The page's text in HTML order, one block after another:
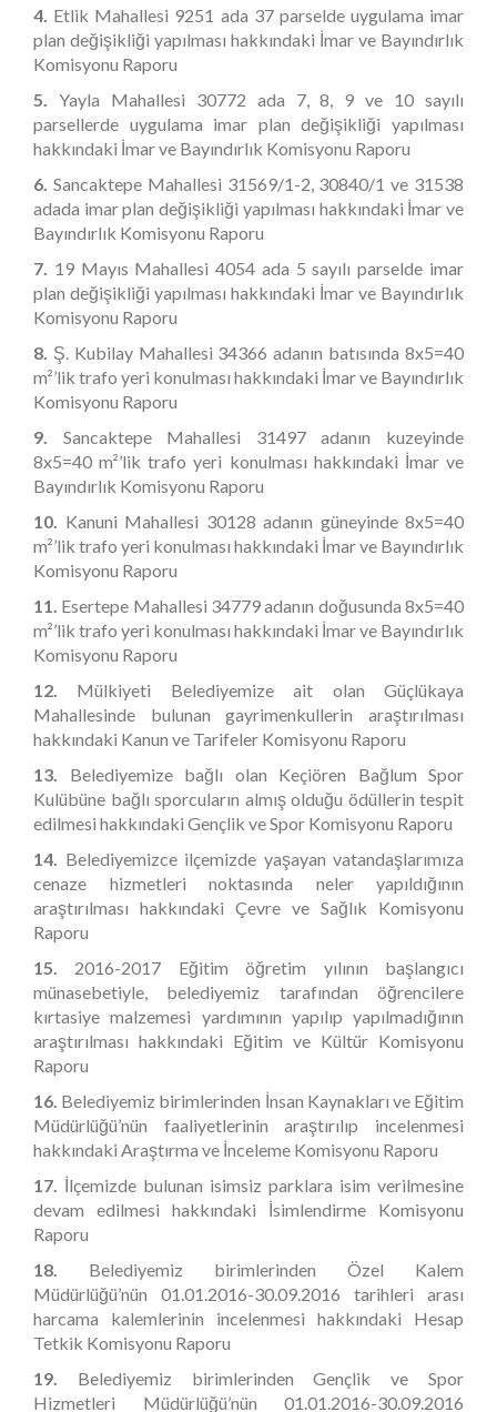
4. Etlik Mahallesi 9251 ada 37 parselde uygulama imar
plan değişikliği yapılması hakkındaki İmar ve Bayındırlık
Komisyonu Raporu
5. Yayla Mahallesi 30772 ada 7, 8, 9 ve 10 sayılı
parsellerde uygulama imar plan değişikliği yapılması
hakkındaki İmar ve Bayındırlık Komisyonu Raporu
6. Sancaktepe Mahallesi 31569/1-2, 30840/1 ve 31538
adada imar plan değişikliği yapılması hakkındaki İmar ve
Bayındırlık Komisyonu Raporu
7. 19 Mayıs Mahallesi 4054 ada 5 sayılı parselde imar
plan değişikliği yapılması hakkındaki İmar ve Bayındırlık
Komisyonu Raporu
8. Ş. Kubilay Mahallesi 34366 adanın batısında 8x5=40
m²’lik trafo yeri konulması hakkındaki İmar ve Bayındırlık
Komisyonu Raporu
9. Sancaktepe
Mahallesi 31497 adanın kuzeyinde
8x5=40 m²’lik trafo yeri konulması hakkındaki İmar ve
Bayındırlık Komisyonu Raporu
10. Kanuni Mahallesi 30128 adanın güneyinde 8x5=40
m²’lik trafo yeri konulması hakkındaki İmar ve Bayındırlık
Komisyonu Raporu
11. Esertepe Mahallesi 34779 adanın doğusunda 8x5=40
m²’lik trafo yeri konulması hakkındaki İmar ve Bayındırlık
Komisyonu Raporu
12. Mülkiyeti Belediyemize ait olan Güçlükaya
Mahallesinde bulunan gayrimenkullerin araştırılması
hakkındaki Kanun ve Tarifeler Komisyonu Raporu
13. Belediyemize bağlı olan Keçiören Bağlum Spor
Kulübüne bağlı sporcuların almış olduğu ödüllerin tespit
edilmesi hakkındaki Gençlik ve Spor Komisyonu Raporu
14. Belediyemizce ilçemizde yaşayan vatandaşlarımıza
cenaze hizmetleri noktasında neler yapıldığının
araştırılması hakkındaki Çevre ve Sağlık Komisyonu
Raporu
15. 2016-2017 Eğitim öğretim yılının başlangıcı
münasebetiyle, belediyemiz tarafından öğrencilere
kırtasiye malzemesi yardımının yapılıp yapılmadığının
araştırılması hakkındaki Eğitim ve Kültür Komisyonu
Raporu
16. Belediyemiz birimlerinden İnsan Kaynakları ve Eğitim
Müdürlüğü’nün faaliyetlerinin araştırılıp incelenmesi
hakkındaki Araştırma ve İnceleme Komisyonu Raporu
17. İlçemizde bulunan isimsiz parklara isim verilmesine
devam edilmesi hakkındaki İsimlendirme
Komisyonu
Raporu
18. Belediyemiz birimlerinden Özel Kalem
Müdürlüğü’nün 01.01.2016-30.09.2016 tarihleri arası
harcama kalemlerinin incelenmesi hakkındaki Hesap
Tetkik Komisyonu Raporu
19. Belediyemiz birimlerinden Gençlik ve Spor
Hizmetleri Müdürlüğü’nün 01.01.2016-30.09.2016